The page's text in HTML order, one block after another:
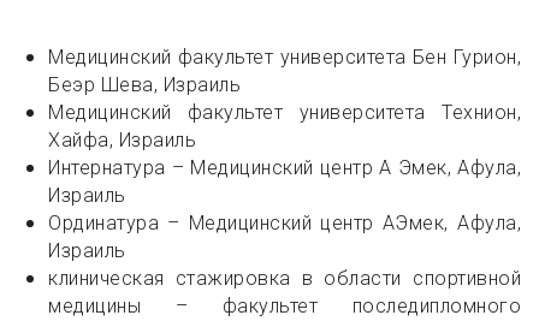
Медицинский факультет университета Бен Гурион,
Беэр Шева, Израиль
Медицинский факультет университета Технион,
Хайфа, Израиль
Интернатура – Медицинский центр А Эмек, Афула,
Израиль
Ординатура – Медицинский центр АЭмек, Афула,
Израиль
клиническая стажировка в области спортивной
медицины – факультет последипломного